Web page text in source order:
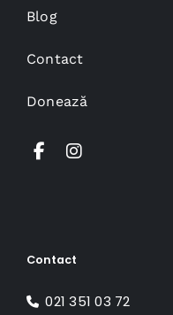
Blog
Contact
Donează
Contact
021 351 03 72